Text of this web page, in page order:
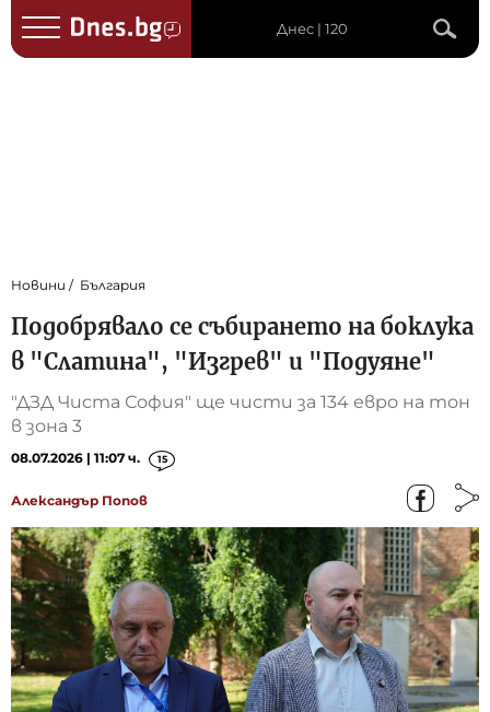
Днес | 120
Новини България
Подобрявало се събирането на боклука
в "Слатина", "Изгрев" и "Подуяне"
"ДЗД Чиста София" ще чисти за 134 евро на тон
в зона 3
08.07.2026 | 11:07 ч. 15
Александър Попов